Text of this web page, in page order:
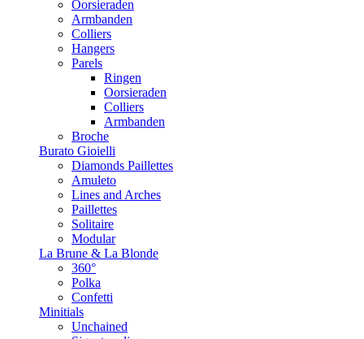
Oorsieraden
Armbanden
Colliers
Hangers
Parels
Ringen
Oorsieraden
Colliers
Armbanden
Broche
Burato Gioielli
Diamonds Paillettes
Amuleto
Lines and Arches
Paillettes
Solitaire
Modular
La Brune & La Blonde
360°
Polka
Confetti
Minitials
Unchained